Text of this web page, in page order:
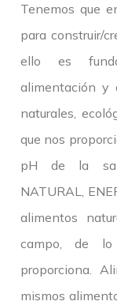
Tenemos que
para construir/
ello es
alimentación y
naturales,
que nos
pH de la
NATURAL,
alimentos
campo, de
proporciona.
mismos